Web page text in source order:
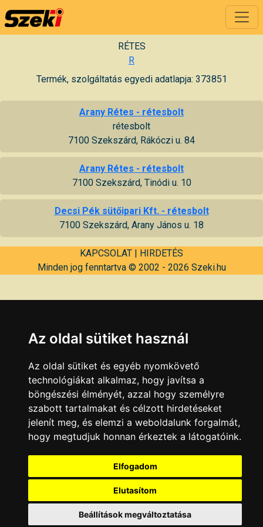
RÉTES
R
Termék, szolgáltatás egyedi adatlapja: 373851
Arany Rétes - rétesbolt
rétesbolt
7100 Szekszárd, Rákóczi u. 84
Arany Rétes - rétesbolt
7100 Szekszárd, Tinódi u. 10
Decsi Pék sütőipari Kft. - rétesbolt
7100 Szekszárd, Arany János u. 18
KAPCSOLAT | HIRDETÉS
Minden jog fenntartva © 2002 - 2026 Szeki.hu
Az oldal sütiket használ
Az oldal sütiket és egyéb nyomkövető
technológiákat alkalmaz, hogy javítsa a
böngészési élményét, azzal hogy személyre
szabott tartalmakat és célzott hirdetéseket
jelenít meg, és elemzi a weboldalunk forgalmát,
hogy megtudjuk honnan érkeztek a látogatóink.
Elfogadom
Elutasítom
Beállítások megváltoztatása